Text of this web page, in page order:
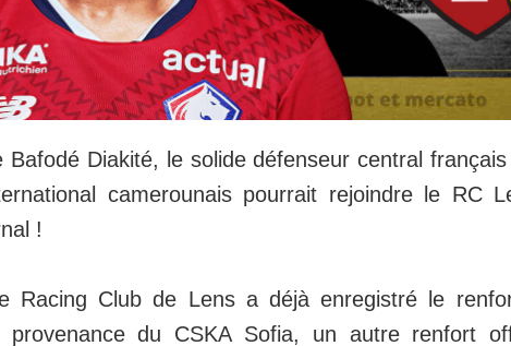
Bafodé Diakité, le solide défenseur central
camerounais pourrait rejoindre le RC
!
Racing Club de Lens a déjà enregistré le
provenance du CSKA Sofia, un autre renfort